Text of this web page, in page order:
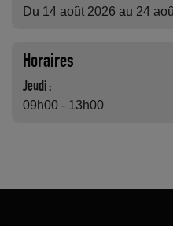
Du 14 août 2026 au 24
Horaires
Jeudi :
09h00 - 13h00